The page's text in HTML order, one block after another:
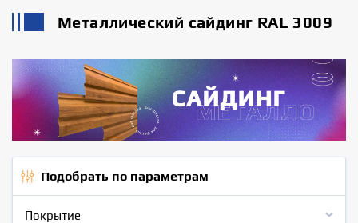
Металлический сайдинг RAL 3009
Подобрать по параметрам
Покрытие